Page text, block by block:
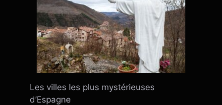
Les villes les plus mystérieuses
d’Espagne